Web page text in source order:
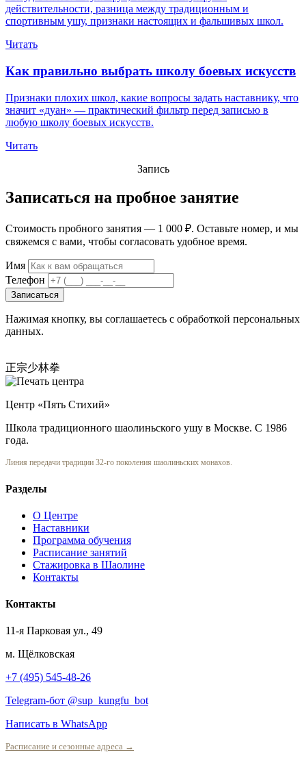
действительности, разница между традиционным и
спортивным ушу, признаки настоящих и фальшивых школ.
Читать
Как правильно выбрать школу боевых искусств
Признаки плохих школ, какие вопросы задать наставнику, что
значит «дуан» — практический фильтр перед записью в
любую школу боевых искусств.
Читать
Запись
Записаться на пробное занятие
Стоимость пробного занятия — 1 000 ₽. Оставьте номер, и мы
свяжемся с вами, чтобы согласовать удобное время.
Имя
Телефон
Записаться
Нажимая кнопку, вы соглашаетесь с обработкой персональных
данных.
正宗少林拳
Центр «Пять Стихий»
Школа традиционного шаолиньского ушу в Москве. С 1986
года.
Линия передачи традиции 32-го поколения шаолиньских монахов.
Разделы
О Центре
Наставники
Программа обучения
Расписание занятий
Стажировка в Шаолине
Контакты
Контакты
11-я Парковая ул., 49
м. Щёлковская
+7 (495) 545-48-26
Telegram-бот @sup_kungfu_bot
Написать в WhatsApp
Расписание и сезонные адреса →